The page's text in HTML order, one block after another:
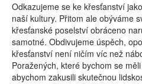
Odkazujeme se ke křesťanství
naší kultury. Přitom ale obýváme
křesťanské poselství obráceno
samotné. Obdivujeme úspěch,
křesťanství není ničím víc než
Poražených, které bychom se
abychom zakusili skutečnou